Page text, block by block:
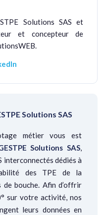
Solutions SAS et
et concepteur de
Solutions SAS
métier vous est
Solutions SAS,
interconnectés dédiés à
des TPE de la
bouche. Afin d’offrir
sur votre activité, nos
leurs données en